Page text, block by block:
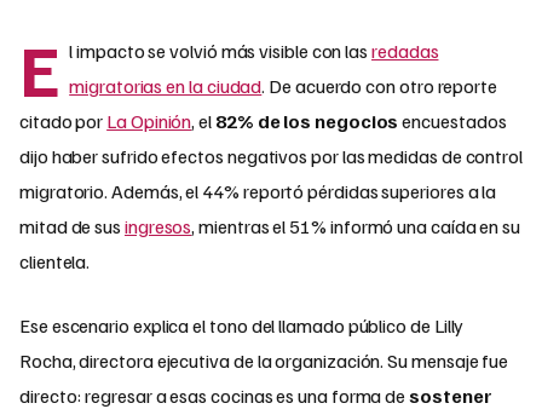
E l impacto se volvió más visible con lasredadas
migratorias en la ciudad. De acuerdo con otro reporte
citado por La Opinión, el 82% de los negocios encuestados
dijo haber sufrido efectos negativos por las medidas de control
migratorio. Además, el 44% reportó pérdidas superiores a la
mitad de sus ingresos, mientras el 51% informó una caída en su
clientela.
Ese escenario explica el tono del llamado público de Lilly
Rocha, directora ejecutiva de la organización. Su mensaje fue
directo: regresar a esas cocinas es una forma desostener